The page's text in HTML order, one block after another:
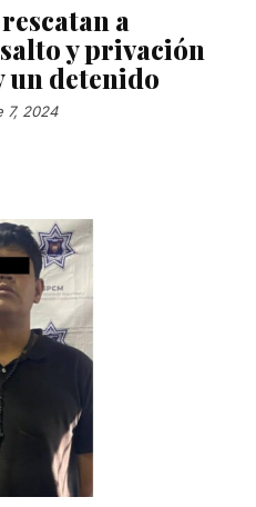
a
y privación
un detenido
7, 2024